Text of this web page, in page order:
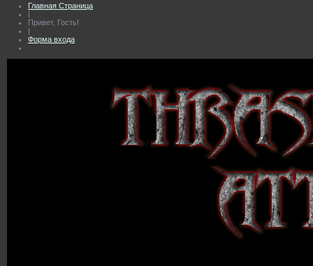
Главная Страница
|
Привет, Гость!
|
Форма входа